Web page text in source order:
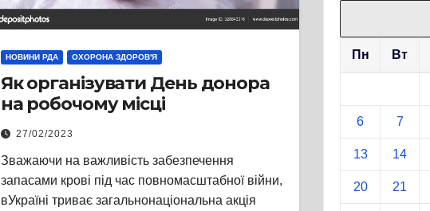
НОВИНИ РДА ОХОРОНА ЗДОРОВ'Я
Як організувати День донора
на робочому місці
27/02/2023
Зважаючи на важливість забезпечення
запасами крові під час повномасштабної війни,
вУкраїні триває загальнонаціональна акція
Пн Вт
6 7
13 14
20 21